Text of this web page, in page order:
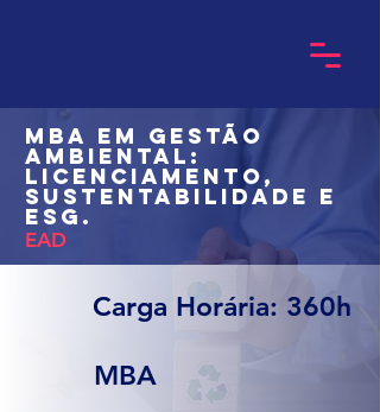
MBA em Gestão
Ambiental:
Licenciamento,
Sustentabilidade e
ESG.
EAD
Carga Horária: 360h
MBA